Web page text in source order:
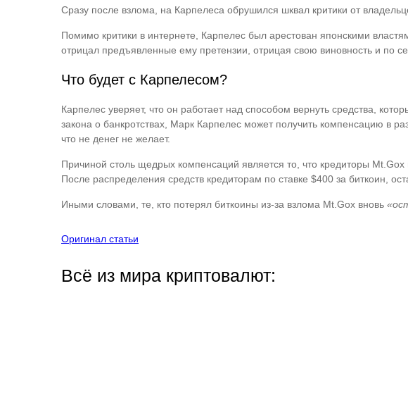
Сразу после взлома, на Карпелеса обрушился шквал критики от
Помимо критики в интернете, Карпелес был арестован японскими
отрицал предъявленные ему претензии, отрицая свою виновность и по
Что будет с Карпелесом?
Карпелес уверяет, что он работает над способом вернуть средства,
закона о банкротствах, Марк Карпелес может получить компенсацию в
что не денег не желает.
Причиной столь щедрых компенсаций является то, что кредиторы
После распределения средств кредиторам по ставке $400 за биткоин,
Иными словами, те, кто потерял биткоины из-за взлома Mt.Gox вновь
Оригинал статьи
Всё из мира криптовалют: